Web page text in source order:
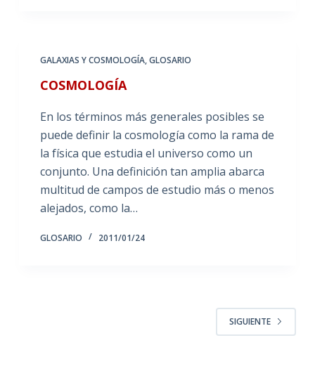
GALAXIAS Y COSMOLOGÍA,GLOSARIO
COSMOLOGÍA
En los términos más generales posibles se
puede definir la cosmología como la rama de
la física que estudia el universo como un
conjunto. Una definición tan amplia abarca
multitud de campos de estudio más o menos
alejados, como la…
GLOSARIO 2011/01/24
SIGUIENTE